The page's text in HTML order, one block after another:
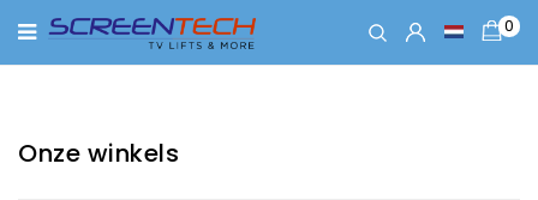
0
Onze winkels